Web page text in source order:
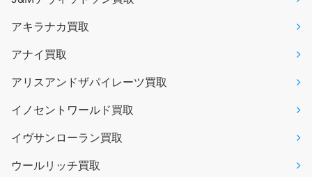
アキラナカ買取
アナイ買取
アリスアンドザパイレーツ買取
イノセントワールド買取
イヴサンローラン買取
ウールリッチ買取